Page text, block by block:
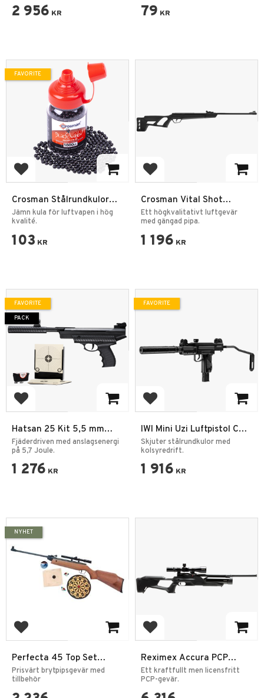
2 956 KR 79 KR
Add to favorites
Crosman Stålrundkulor
4,5mm 1000st Svart
Jämn kula för luftvapen i hög
kvalité.
103 KR
FAVORITE
Add to favorites
Crosman Vital Shot
Luftgevär 4,5mm
Ett högkvalitativt luftgevär
med gängad pipa.
1 196 KR
Add to favorites
Hatsan 25 Kit 5,5 mm
5,7J
Fjäderdriven med anslagsenergi
på 5,7 Joule.
1 276 KR
FAVORITE
PACK
Add to favorites
IWI Mini Uzi Luftpistol CO2
4,5mm 3J
Skjuter stålrundkulor med
kolsyredrift.
1 916 KR
FAVORITE
Add to favorites
Perfecta 45 Top Set
Luftgevär 4,5 mm
Prisvärt brytpipsgevär med
tillbehör
NYHET
Add to favorites
Reximex Accura PCP
Luftgevär
Ett kraftfullt men licensfritt
PCP-gevär.